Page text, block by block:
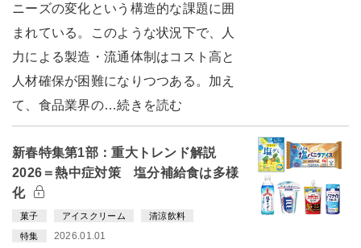
ニーズの変化という構造的な課題に囲
まれている。このような状況下で、人
力による製造・流通体制はコスト高と
人材確保が困難になりつつある。加え
て、食品業界の…続きを読む
新春特集第1部：重大トレンド解説
2026＝熱中症対策 塩分補給食は多様
化
菓子 アイスクリーム 清涼飲料
特集 2026.01.01